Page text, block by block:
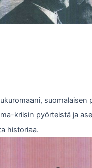
suomalaisen
kriisin pyörteistä ja
historiaa.